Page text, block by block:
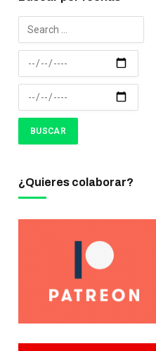
¿Quieres colaborar?